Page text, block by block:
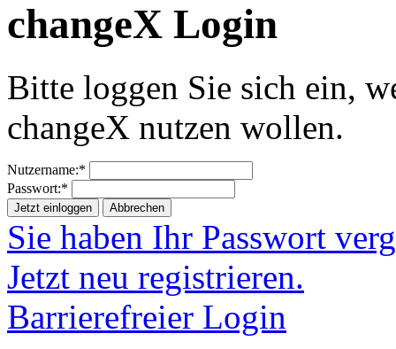
changeX Login
Bitte loggen Sie sich ein,
changeX nutzen wollen.
Nutzername:*
Passwort:*
Jetzt einloggen Abbrechen
Sie haben Ihr Passwort
Jetzt neu registrieren.
Barrierefreier Login